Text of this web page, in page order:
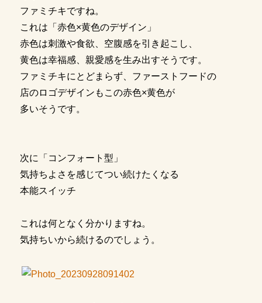
ファミチキですね。
これは「赤色×黄色のデザイン」
赤色は刺激や食欲、空腹感を引き起こし、
黄色は幸福感、親愛感を生み出すそうです。
ファミチキにとどまらず、ファーストフードの
店のロゴデザインもこの赤色×黄色が
多いそうです。
次に「コンフォート型」
気持ちよさを感じてつい続けたくなる
本能スイッチ
これは何となく分かりますね。
気持ちいから続けるのでしょう。